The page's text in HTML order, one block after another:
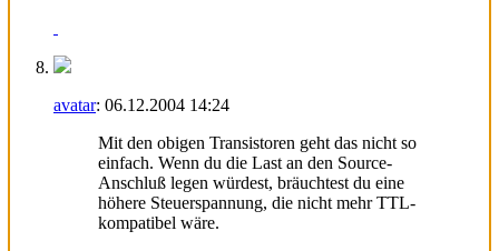
avatar: 06.12.2004 14:24
Mit den obigen Transistoren geht das nicht so
einfach. Wenn du die Last an den Source-
Anschluß legen würdest, bräuchtest du eine
höhere Steuerspannung, die nicht mehr TTL-
kompatibel wäre.